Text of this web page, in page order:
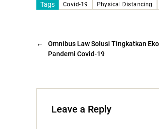
Tags Covid-19 Physical Distancing
←
Omnibus Law Solusi Tingkatkan
Pandemi Covid-19
Leave a Reply